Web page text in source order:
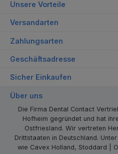
Unsere Vorteile
Versandarten
Zahlungsarten
Geschäftsadresse
Sicher Einkaufen
Über uns
Die Firma Dental Contact
Hofheim gegründet und hat
Ostfriesland. Wir vertreten
Drittstaaten in Deutschland.
wie Cavex Holland, Stoddard |